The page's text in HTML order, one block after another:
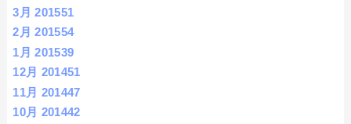
3月 201551
2月 201554
1月 201539
12月 201451
11月 201447
10月 201442